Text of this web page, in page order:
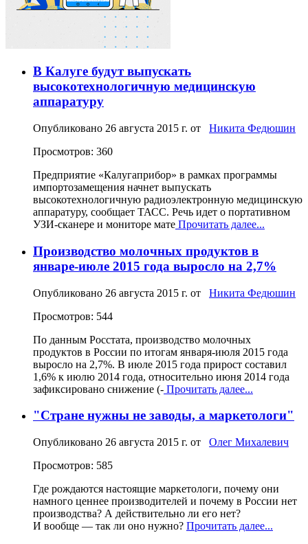
В Калуге будут выпускать
высокотехнологичную медицинскую
аппаратуру
Опубликовано 26 августа 2015 г. от Никита Федюшин
Просмотров: 360
Предприятие «Калугаприбор» в рамках программы
импортозамещения начнет выпускать
высокотехнологичную радиоэлектронную медицинскую
аппаратуру, сообщает ТАСС. Речь идет о портативном
УЗИ-сканере и мониторе мате Прочитать далее...
Производство молочных продуктов в
январе-июле 2015 года выросло на 2,7%
Опубликовано 26 августа 2015 г. от Никита Федюшин
Просмотров: 544
По данным Росстата, производство молочных
продуктов в России по итогам января-июля 2015 года
выросло на 2,7%. В июле 2015 года прирост составил
1,6% к июлю 2014 года, относительно июня 2014 года
зафиксировано снижение (- Прочитать далее...
"Стране нужны не заводы, а маркетологи"
Опубликовано 26 августа 2015 г. от Олег Михалевич
Просмотров: 585
Где рождаются настоящие маркетологи, почему они
намного ценнее производителей и почему в России нет
производства? А действительно ли его нет?
И вообще — так ли оно нужно? Прочитать далее...